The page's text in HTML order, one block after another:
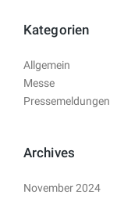
Kategorien
Allgemein
Messe
Pressemeldungen
Archives
November 2024